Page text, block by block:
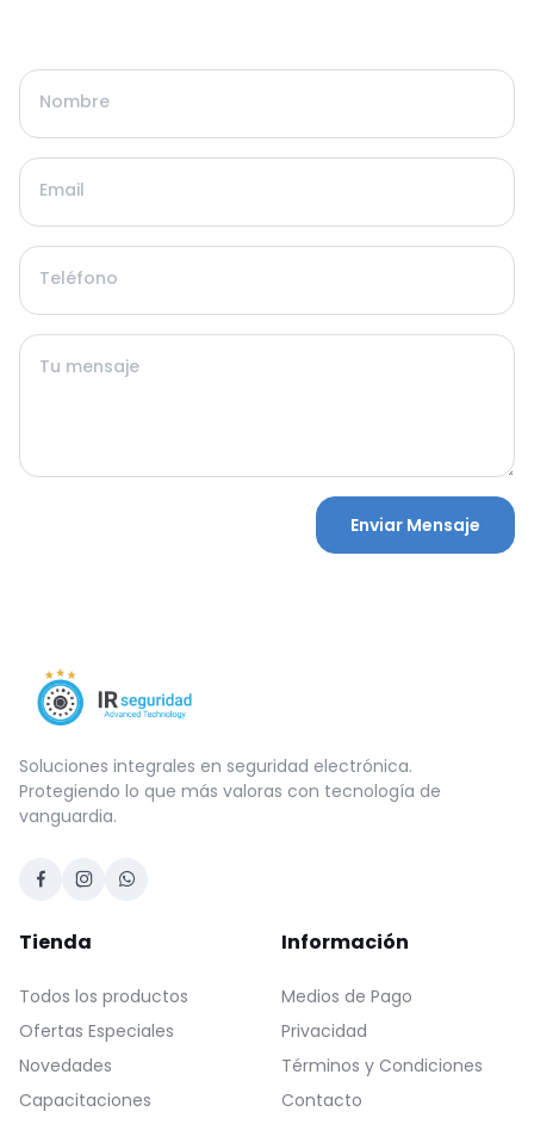
Nombre
Email
Teléfono
Tu mensaje
Enviar Mensaje
Soluciones integrales en seguridad electrónica.
Protegiendo lo que más valoras con tecnología de
vanguardia.
Tienda
Todos los productos
Ofertas Especiales
Novedades
Capacitaciones
Información
Medios de Pago
Privacidad
Términos y Condiciones
Contacto